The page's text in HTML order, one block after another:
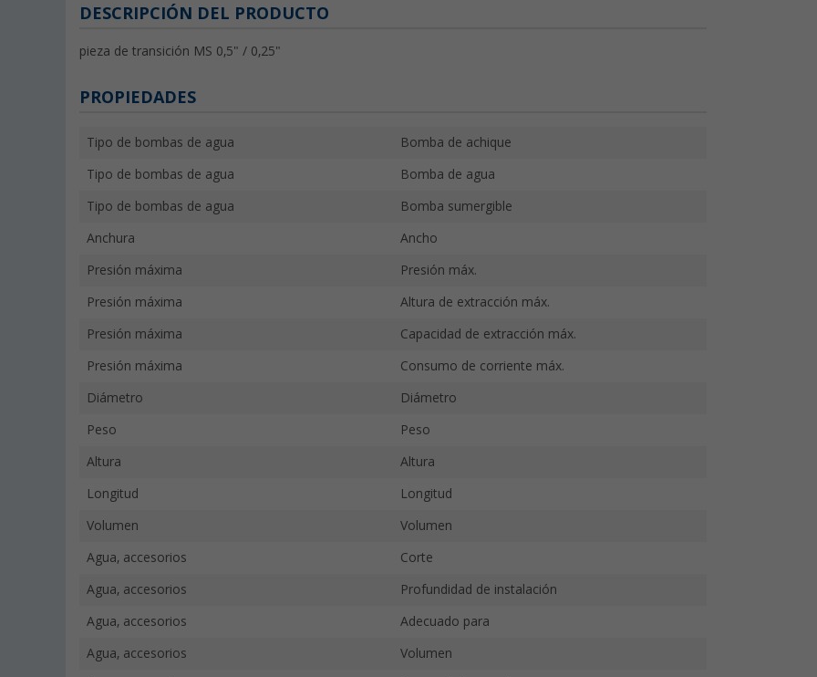
DESCRIPCIÓN DEL PRODUCTO
pieza de transición MS 0,5" / 0,25"
PROPIEDADES
Tipo de bombas de agua Bomba de achique
Tipo de bombas de agua Bomba de agua
Tipo de bombas de agua Bomba sumergible
Anchura Ancho
Presión máxima Presión máx.
Presión máxima Altura de extracción máx.
Presión máxima Capacidad de extracción máx.
Presión máxima Consumo de corriente máx.
Diámetro Diámetro
Peso Peso
Altura Altura
Longitud Longitud
Volumen Volumen
Agua, accesorios Corte
Agua, accesorios Profundidad de instalación
Agua, accesorios Adecuado para
Agua, accesorios Volumen